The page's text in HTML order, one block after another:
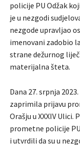
policije PU Odžak
je u nezgodi
nezgode upravljao
imenovani zadobio
strane dežurnog
materijalna šteta.
Dana 27. srpnja
zaprimila prijavu
Orašju u XXXIV
prometne policije
i utvrdili da su u